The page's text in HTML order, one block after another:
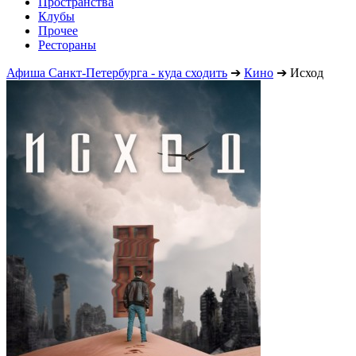
Клубы
Прочее
Рестораны
Афиша Санкт-Петербурга - куда сходить ➔ Кино ➔ Исход